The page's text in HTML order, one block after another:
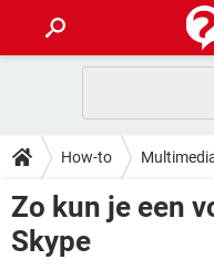
INSTAGRAM
NETFLIX
GRATIS
HOW-TO
VIDEOBELLEN
INSTAGRAM
NETFLIX
DOWNLOADS
VIDEOBELLEN
FORUM
How-to
Zo kun je een
Skype